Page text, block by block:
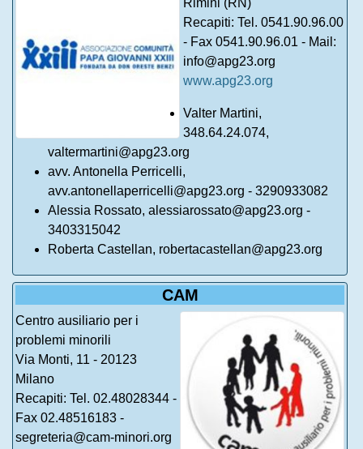
Rimini (RN)
Recapiti: Tel. 0541.90.96.00
- Fax 0541.90.96.01 - Mail:
info@apg23.org
www.apg23.org
Valter Martini,
348.64.24.074,
valtermartini@apg23.org
avv. Antonella Perricelli,
avv.antonellaperricelli@apg23.org - 3290933082
Alessia Rossato, alessiarossato@apg23.org -
3403315042
Roberta Castellan, robertacastellan@apg23.org
CAM
Centro ausiliario per i
problemi minorili
Via Monti, 11 - 20123
Milano
Recapiti: Tel. 02.48028344 -
Fax 02.48516183 -
segreteria@cam-minori.org